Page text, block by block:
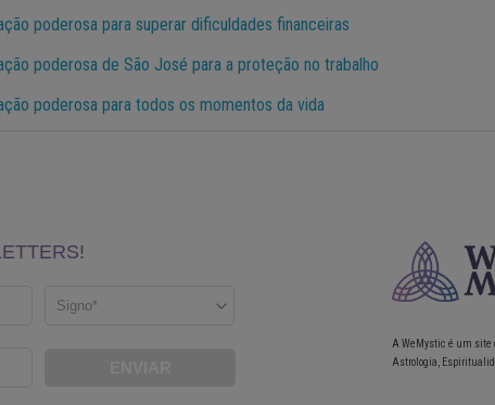
poderosa para superar dificuldades financeiras
poderosa de São José para a proteção no trabalho
poderosa para todos os momentos da vida
A WeMystic é um site
Astrologia,